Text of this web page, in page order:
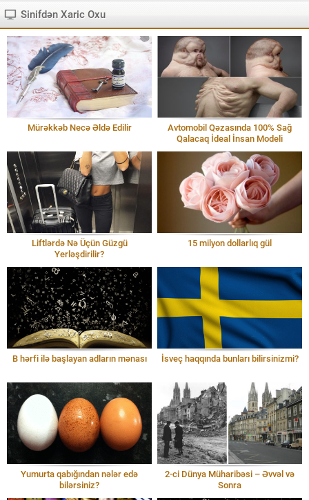
Sinifdən Xaric Oxu
Mürəkkəb Necə Əldə Edilir
Avtomobil Qəzasında 100% Sağ
Qalacaq İdeal İnsan Modeli
Liftlərdə Nə Üçün Güzgü
Yerləşdirilir?
15 milyon dollarlıq gül
B hərfi ilə başlayan adların mənası İsveç haqqında bunları bilirsinizmi?
Yumurta qabığından nələr edə
bilərsiniz?
2-ci Dünya Müharibəsi – Əvvəl və
Sonra